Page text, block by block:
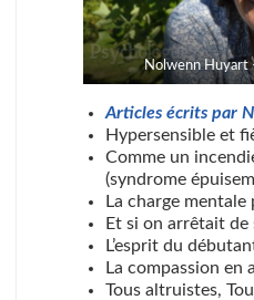
Nolwenn Huyart
Articles écrits par
Hypersensible et
Comme un
(syndrome
La charge
Et si on arrêtait de
L’esprit du
La compassion en
Tous altruistes,